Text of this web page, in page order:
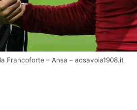
Francoforte – Ansa – acsavoia1908.it